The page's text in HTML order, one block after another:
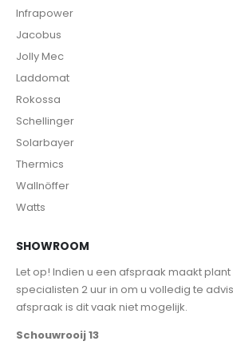
Infrapower
Jacobus
Jolly Mec
Laddomat
Rokossa
Schellinger
Solarbayer
Thermics
Wallnöffer
Watts
SHOWROOM
Let op! Indien u een afspraak maakt
specialisten 2 uur in om u volledig te
afspraak is dit vaak niet mogelijk.
Schouwrooij 13